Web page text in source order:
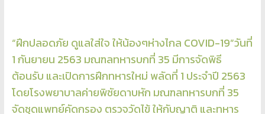
“ฝึกปลอดภัย ดูแลใส่ใจ ให้น้องๆห่างไกล COVID-19”วันที่
1 กันยายน 2563 มณฑลทหารบกที่ 35 มีการจัดพิธี
ต้อนรับ และเปิดการฝึกทหารใหม่ พลัดที่ 1 ประจำปี 2563
โดยโรงพยาบาลค่ายพิชัยดาบหัก มณฑลทหารบกที่ 35
จัดชุดแพทย์คัดกรอง ตรวจวัดไข้ ให้กับญาติ และทหาร